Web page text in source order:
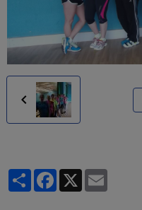
PartagerFacebook
X